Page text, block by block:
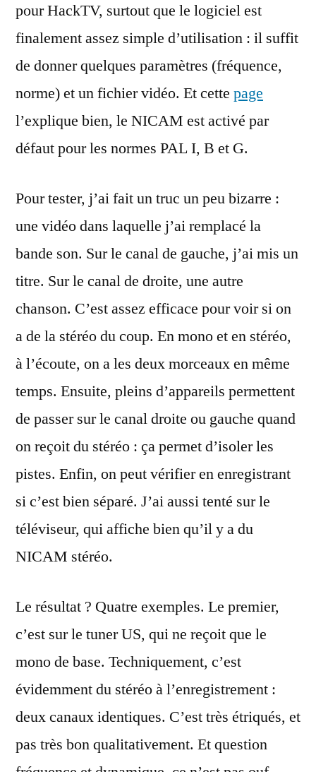
pour HackTV, surtout que le logiciel est
finalement assez simple d’utilisation : il suffit
de donner quelques paramètres (fréquence,
norme) et un fichier vidéo. Et cette page
l’explique bien, le NICAM est activé par
défaut pour les normes PAL I, B et G.
Pour tester, j’ai fait un truc un peu bizarre :
une vidéo dans laquelle j’ai remplacé la
bande son. Sur le canal de gauche, j’ai mis un
titre. Sur le canal de droite, une autre
chanson. C’est assez efficace pour voir si on
a de la stéréo du coup. En mono et en stéréo,
à l’écoute, on a les deux morceaux en même
temps. Ensuite, pleins d’appareils permettent
de passer sur le canal droite ou gauche quand
on reçoit du stéréo : ça permet d’isoler les
pistes. Enfin, on peut vérifier en enregistrant
si c’est bien séparé. J’ai aussi tenté sur le
téléviseur, qui affiche bien qu’il y a du
NICAM stéréo.
Le résultat ? Quatre exemples. Le premier,
c’est sur le tuner US, qui ne reçoit que le
mono de base. Techniquement, c’est
évidemment du stéréo à l’enregistrement :
deux canaux identiques. C’est très étriqués, et
pas très bon qualitativement. Et question